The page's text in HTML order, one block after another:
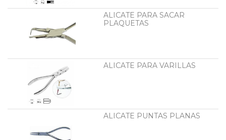
ALICATE PARA SACAR
PLAQUETAS
ALICATE PARA VARILLAS
ALICATE PUNTAS PLANAS